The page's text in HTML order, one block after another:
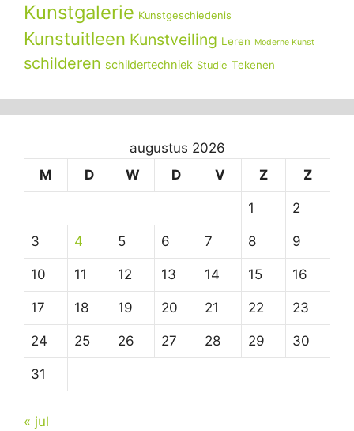
Kunstgalerie Kunstgeschiedenis
Kunstuitleen Kunstveiling Leren Moderne Kunst
schilderen schildertechniek Studie Tekenen
augustus 2026
M
D W D V Z Z
1 2
3 4 5 6 7 8 9
10 11 12 13 14 15 16
17 18 19 20 21 22 23
24 25 26 27 28 29 30
31
« jul